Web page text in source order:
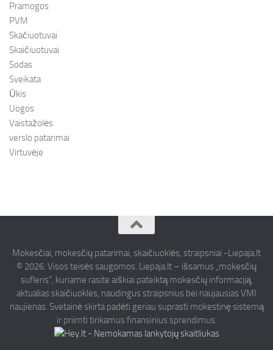
Pramogos
PVM
Skačiuotuvai
Skaičiuotuvai
Sodas
Sveikata
Ūkis
Uogos
Vaistažolės
verslo patarimai
Virtuvėje
Mokesčiai, mokesčių patarimai, skaičiuoklės, straipsniai -Liepaja.lt
© 2026. Visos teisės saugomos. Liepaja.lt – išsamus „mokesčių
sufleris“, kuriame rasite aiškiai pateiktą mokesčių informaciją,
aktualias skaičiuokles, naudingus straipsnius bei naujausias VMI
naujienas. Svetainė skirta padėti geriau suprasti mokestinę sistemą
ir priimti tinkamus finansinius sprendimus.